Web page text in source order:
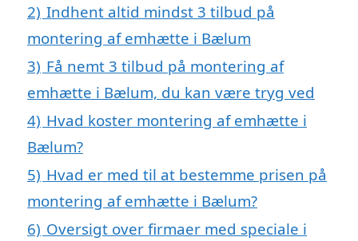
2) Indhent altid mindst 3 tilbud på
montering af emhætte i Bælum
3) Få nemt 3 tilbud på montering af
emhætte i Bælum, du kan være tryg ved
4) Hvad koster montering af emhætte i
Bælum?
5) Hvad er med til at bestemme prisen på
montering af emhætte i Bælum?
6) Oversigt over firmaer med speciale i